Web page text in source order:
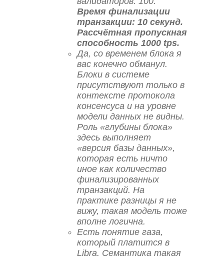
Время финализации
транзакции: 10 секунд.
Рассчётная пропускная
способность 1000 tps.
Да, со временем блока я
вас конечно обманул.
Блоки в системе
присутствуют только в
контексте протокола
консенсуса и на уровне
модели данных не видны.
Роль «глубины блока»
здесь выполняет
«версия базы данных»,
которая есть ничто
иное как количество
финализированных
транзакций. На
практике разницы я не
вижу, такая модель тоже
вполне логична.
Есть понятие газа,
который платится в
Libra. Семантика такая